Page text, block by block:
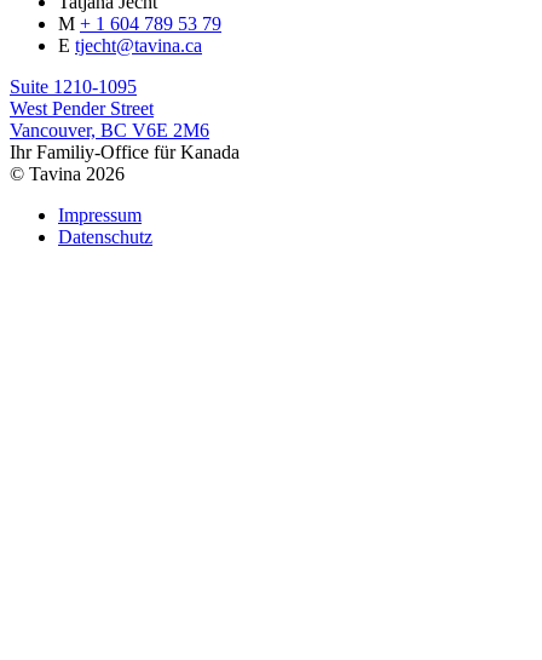
M + 1 604 789 53 79
E tjecht@tavina.ca
Suite 1210-1095
West Pender Street
Vancouver, BC V6E 2M6
Ihr Familiy-Office für Kanada
© Tavina 2026
Impressum
Datenschutz